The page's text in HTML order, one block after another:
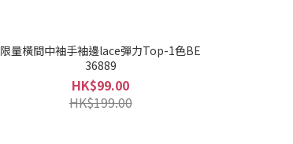
限量橫間中袖手袖邊lace彈力Top-1色BE
36889
HK$99.00
HK$199.00